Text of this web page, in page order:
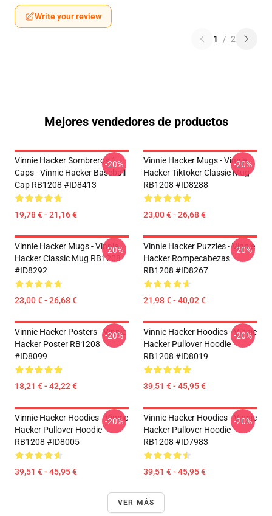
Write your review
1 / 2
Mejores vendedores de productos
Vinnie Hacker Sombreros "
Caps - Vinnie Hacker Baseball
Cap RB1208 #ID8413
19,78 € - 21,16 €
-20%
Vinnie Hacker Mugs - Vinnie
Hacker Tiktoker Classic Mug
RB1208 #ID8288
23,00 € - 26,68 €
-20%
Vinnie Hacker Mugs - Vinnie
Hacker Classic Mug RB1208
#ID8292
23,00 € - 26,68 €
-20%
Vinnie Hacker Puzzles - Vinnie
Hacker Rompecabezas
RB1208 #ID8267
21,98 € - 40,02 €
-20%
Vinnie Hacker Posters - Vinnie
Hacker Poster RB1208
#ID8099
18,21 € - 42,22 €
-20%
Vinnie Hacker Hoodies - Vinnie
Hacker Pullover Hoodie
RB1208 #ID8019
39,51 € - 45,95 €
-20%
Vinnie Hacker Hoodies - Vinnie
Hacker Pullover Hoodie
RB1208 #ID8005
39,51 € - 45,95 €
-20%
Vinnie Hacker Hoodies - Vinnie
Hacker Pullover Hoodie
RB1208 #ID7983
39,51 € - 45,95 €
-20%
VER MÁS